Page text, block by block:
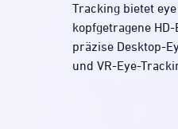
Tracking bietet
kopfgetragene
präzise Desktop-
und VR-Eye-